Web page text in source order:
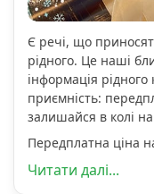
Є речі, що
рідного. Це наші
інформація
приємність:
залишайся в колі
Передплатна ціна
Читати далі...